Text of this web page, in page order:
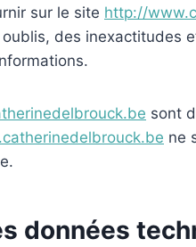
sur le site http://
des inexactitudes
sont
ne
données